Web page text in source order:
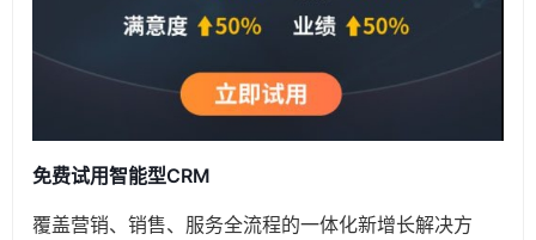
免费试用智能型CRM
覆盖营销、销售、服务全流程的一体化新增长解决方